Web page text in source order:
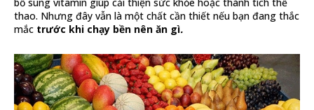
thao. Nhưng đây vẫn là một chất cần thiết nếu bạn đang thắc
mắc trước khi chạy bền nên ăn gì.